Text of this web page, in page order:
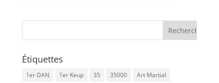
Étiquettes
1er DAN 1er Keup 35 35000 Art Martial